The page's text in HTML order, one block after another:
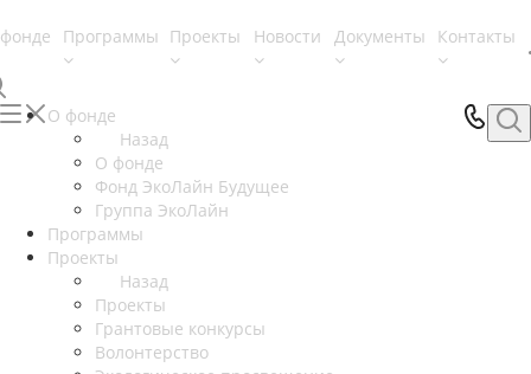
Программы Проекты Новости Документы Контакты
О фонде
Назад
О фонде
Фонд ЭкоЛайн Будущее
Группа ЭкоЛайн
Программы
Проекты
Назад
Проекты
Грантовые конкурсы
Волонтерство